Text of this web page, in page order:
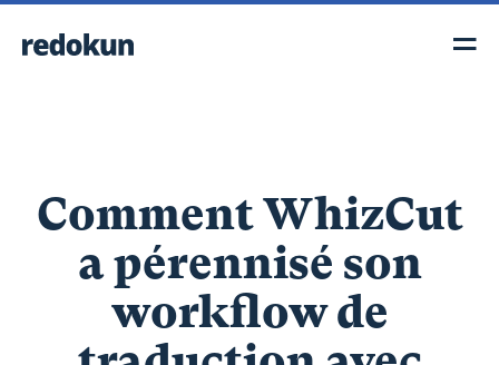
Comment WhizCut
a pérennisé son
workflow de